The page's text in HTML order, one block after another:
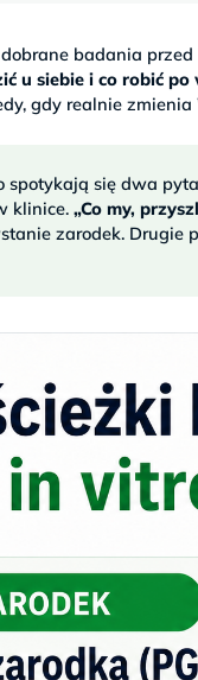
dobrane badania
u siebie i co robić po
gdy realnie
spotykają się dwa
klinice.„Co my,
zarodek. Drugie